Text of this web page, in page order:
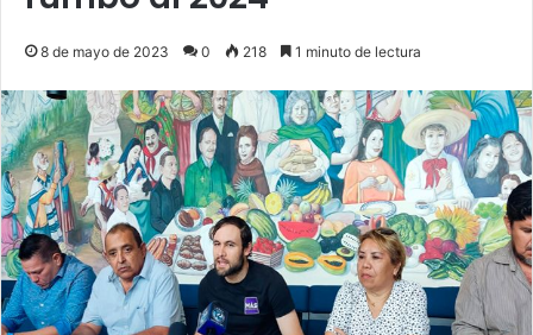
8 de mayo de 2023 0 218 1 minuto de lectura